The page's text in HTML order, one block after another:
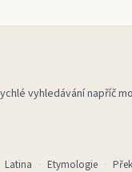
vyhledávání napříč
Latina Etymologie